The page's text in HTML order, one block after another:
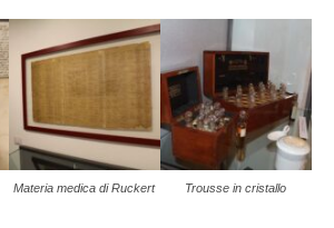
Materia medica di Ruckert Trousse in cristallo